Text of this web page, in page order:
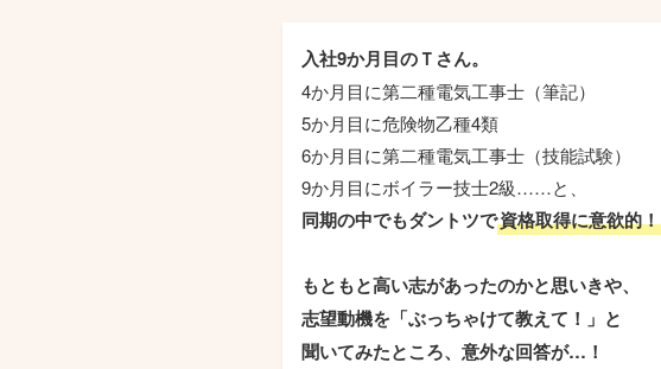
入社9か月目のＴさん。
4か月目に第二種電気工事士（筆記）
5か月目に危険物乙種4類
6か月目に第二種電気工事士（技能試験）
9か月目にボイラー技士2級……と、
同期の中でもダントツで資格取得に意欲的！
もともと高い志があったのかと思いきや、
志望動機を「ぶっちゃけて教えて！」と
聞いてみたところ、意外な回答が…！